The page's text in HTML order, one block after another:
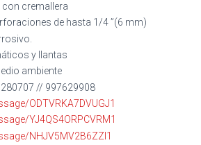
con cremallera
de hasta 1/4 ”(6 mm)
y llantas
ambiente
// 997629908
ODTVRKA7DVUGJ1
YJ4QS4ORPCVRM1
NHJV5MV2B6ZZI1